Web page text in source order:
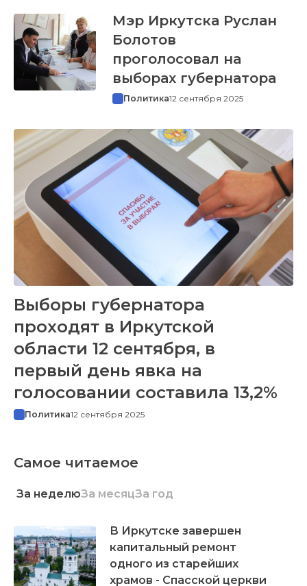
Мэр Иркутска Руслан
Болотов
проголосовал на
выборах губернатора
Политика12 сентября 2025
Выборы губернатора
проходят в Иркутской
области 12 сентября, в
первый день явка на
голосовании составила 13,2%
Политика12 сентября 2025
Самое читаемое
За неделюЗа месяцЗа год
В Иркутске завершен
капитальный ремонт
одного из старейших
храмов - Спасской церкви